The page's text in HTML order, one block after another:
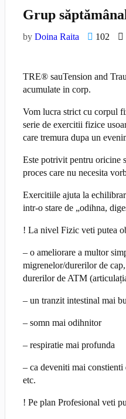
Grup
by Doina Raita 102
TRE® sauTension and
acumulate in corp.
Vom lucra strict cu corpul
serie de exercitii fizice
care tremura dupa un
Este potrivit pentru oricine
proces care nu necesita
Exercitiile ajuta la
intr-o stare de „odihna,
! La nivel Fizic veti putea
– o ameliorare a multor
migrenelor/durerilor de
durerilor de ATM
– un tranzit intestinal mai
– somn mai odihnitor
– respiratie mai profunda
– ca deveniti mai
etc.
! Pe plan Profesional veti